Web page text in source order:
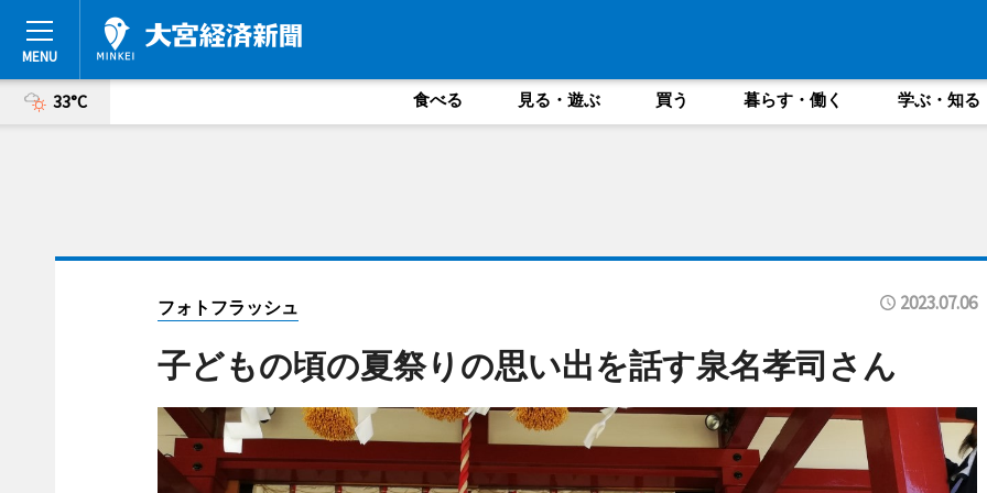
33°C 食べる 見る・遊ぶ 買う 暮らす・働く 学ぶ・知る
フォトフラッシュ 2023.07.06
子どもの頃の夏祭りの思い出を話す泉名孝司さん